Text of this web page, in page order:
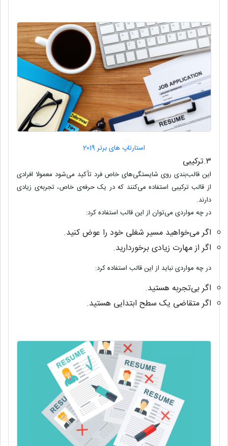
استارتاپ های برتر 2019
۳.ترکیبی
این قالب‌بندی روی شایستگی‌های خاص فرد تأکید می‌شود معمولا افرادی
از قالب ترکیبی استفاده می‌کنند که در یک حرفه‌ی خاص، تجربه‌ی زیادی
دارند.
در چه مواردی می‌توان از این قالب استفاده کرد:
اگر می‌خواهید مسیر شغلی خود را عوض کنید.
اگر از مهارت زیادی برخوردارید.
در چه مواردی نباید از این قالب استفاده کرد:
اگر بی‌تجربه هستید.
اگر متقاضی یک سطح ابتدایی هستید.